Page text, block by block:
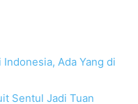
Ada Yang di
Sentul Jadi Tuan